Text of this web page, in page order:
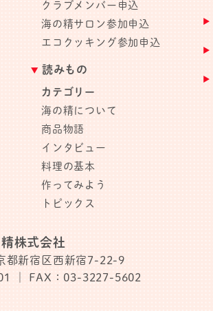
クラブメンバー申込
海の精サロン参加申込
エコクッキング参加申込
読みもの
カテゴリー
海の精について
商品物語
インタビュー
料理の基本
作ってみよう
トピックス
株式会社
都新宿区西新宿7-22-9
｜ FAX：03-3227-5602